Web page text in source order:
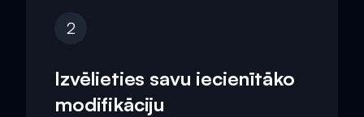
2
Izvēlieties savu iecienītāko
modifikāciju